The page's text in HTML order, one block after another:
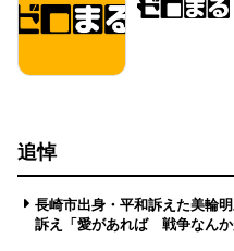
追悼
長崎市出身・平和訴えた美輪
訴え「愛があれば 戦争なんか